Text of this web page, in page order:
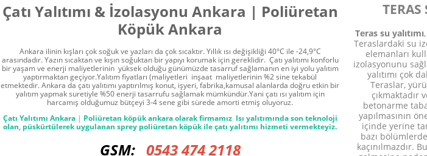
Çatı Yalıtımı & İzolasyonu Ankara | Poliüretan
Köpük Ankara
Ankara ilinin kışları çok soğuk ve yazları da çok sıcaktır. Yıllık ısı değişikliği 40°C ile -24,9°C
arasındadır. Yazın sıcaktan ve kışın soğuktan bir yapıyı korumak için gereklidir. Çatı yalıtımı konforlu
bir yaşam ve enerji maliyetlerinin yüksek olduğu günümüzde tasarruf sağlamanın en iyi yolu yalıtım
yaptırmaktan geçiyor.Yalıtım fiyatları (maliyetleri inşaat maliyetlerinin %2 sine tekabül
etmektedir. Ankara da çatı yalıtımı yaptırılmış konut, işyeri, fabrika,kamusal alanlarda doğru etkin bir
yalıtım yapmak suretiyle %50 enerji tasarrufu sağlamak mümkündür.Yani çatı ısı yalıtım için
harcamış olduğumuz bütçeyi 3-4 sene gibi sürede amorti etmiş oluyoruz.
Çatı Yalıtımı Ankara | Poliüretan köpük ankara olarak firmamız Isı yalıtımında son teknoloji
olan, püskürtülerek uygulanan sprey poliüretan köpük ile çatı yalıtımı hizmeti vermekteyiz.
GSM:0543 474 2118
Teras su yalıtımı
Teraslardaki su
elemanları
izolasyonunu
yalıtımı çok
Teraslar,
çıkmaktadır
betonarme
yapılmasının
içinde yerine
bazı
kaçınılmazdır.